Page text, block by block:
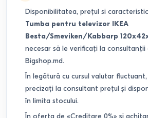
Disponibilitatea, prețul si
Tumba pentru televizor IKEA
Besta/Smeviken/Kabbarp
necesar să le verificați la consultanții
Bigshop.md.
În legătură cu cursul valutar fluctuant,
precizați la consultant prețul și
în limita stocului.
În oferta de «Creditare 0%» și